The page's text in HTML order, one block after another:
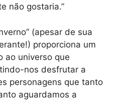
não gostaria.”
(apesar de sua
proporciona um
ao universo que
nos desfrutar a
personagens que tanto
aguardamos a